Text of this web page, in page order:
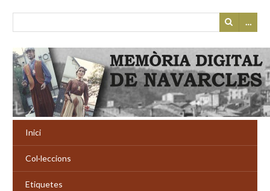
…
Inici
Col·leccions
Etiquetes